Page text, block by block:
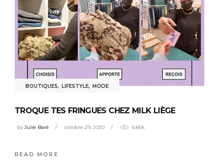
BOUTIQUES, LIFESTYLE, MODE
TROQUE TES FRINGUES CHEZ MILK LIÈGE
byJulie Baré octobre 29, 2020 6.66k
READ MORE